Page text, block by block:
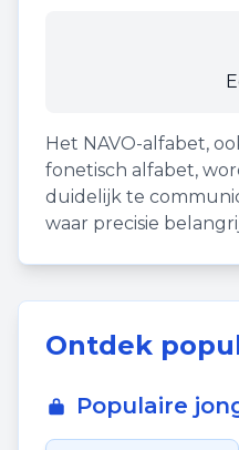
Het NAVO-alfabet,
fonetisch alfabet,
duidelijk te
waar precisie
Ontdek
Populaire